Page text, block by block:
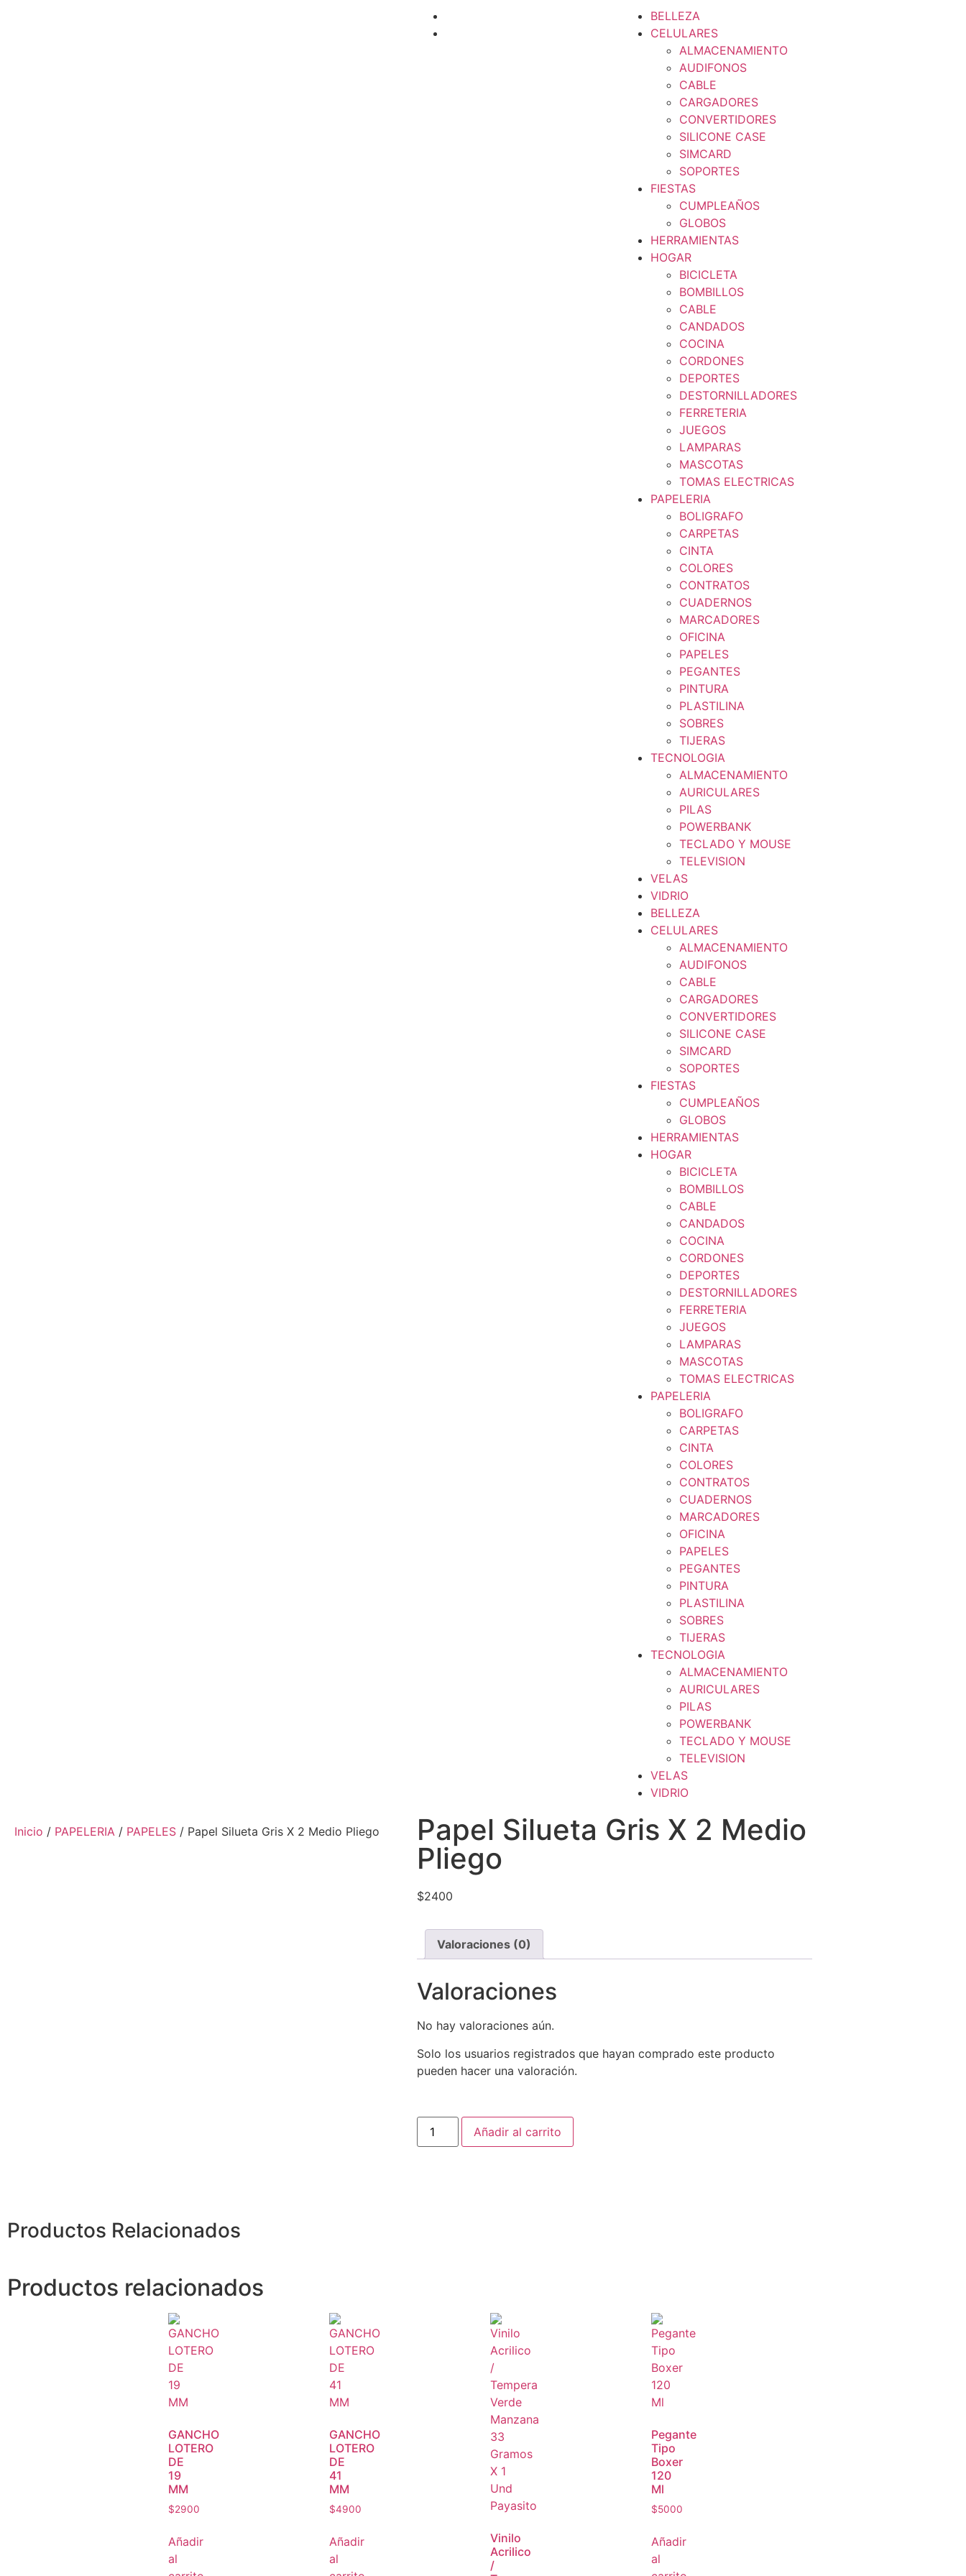
BELLEZA
CELULARES
ALMACENAMIENTO
AUDIFONOS
CABLE
CARGADORES
CONVERTIDORES
SILICONE CASE
SIMCARD
SOPORTES
FIESTAS
CUMPLEAÑOS
GLOBOS
HERRAMIENTAS
HOGAR
BICICLETA
BOMBILLOS
CABLE
CANDADOS
COCINA
CORDONES
DEPORTES
DESTORNILLADORES
FERRETERIA
JUEGOS
LAMPARAS
MASCOTAS
TOMAS ELECTRICAS
PAPELERIA
BOLIGRAFO
CARPETAS
CINTA
COLORES
CONTRATOS
CUADERNOS
MARCADORES
OFICINA
PAPELES
PEGANTES
PINTURA
PLASTILINA
SOBRES
TIJERAS
TECNOLOGIA
ALMACENAMIENTO
AURICULARES
PILAS
POWERBANK
TECLADO Y MOUSE
TELEVISION
VELAS
VIDRIO
BELLEZA
CELULARES
ALMACENAMIENTO
AUDIFONOS
CABLE
CARGADORES
CONVERTIDORES
SILICONE CASE
SIMCARD
SOPORTES
FIESTAS
CUMPLEAÑOS
GLOBOS
HERRAMIENTAS
HOGAR
BICICLETA
BOMBILLOS
CABLE
CANDADOS
COCINA
CORDONES
DEPORTES
DESTORNILLADORES
FERRETERIA
JUEGOS
LAMPARAS
MASCOTAS
TOMAS ELECTRICAS
PAPELERIA
BOLIGRAFO
CARPETAS
CINTA
COLORES
CONTRATOS
CUADERNOS
MARCADORES
OFICINA
PAPELES
PEGANTES
PINTURA
PLASTILINA
SOBRES
TIJERAS
TECNOLOGIA
ALMACENAMIENTO
AURICULARES
PILAS
POWERBANK
TECLADO Y MOUSE
TELEVISION
VELAS
VIDRIO
Inicio / PAPELERIA / PAPELES / Papel Silueta Gris X 2 Medio Pliego
Papel Silueta Gris X 2 Medio
Pliego
$2400
Valoraciones (0)
Valoraciones
No hay valoraciones aún.
Solo los usuarios registrados que hayan comprado este producto
pueden hacer una valoración.
Añadir al carrito
Productos Relacionados
Productos relacionados
GANCHO
LOTERO
DE
19
MM
$2900
Añadir
al
GANCHO
LOTERO
DE
41
MM
$4900
Añadir
al
Vinilo
Acrilico
/
Pegante
Tipo
Boxer
120
Ml
$5000
Añadir
al